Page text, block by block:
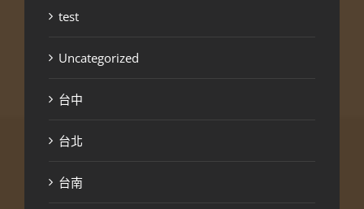
test
Uncategorized
台中
台北
台南